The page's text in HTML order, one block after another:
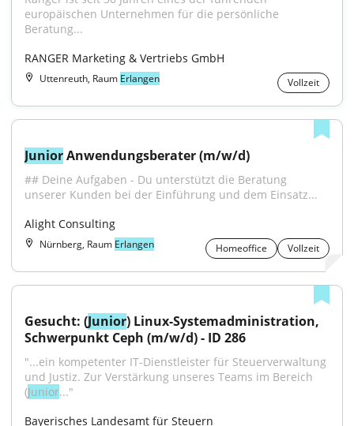
europäischen Unternehmen für die persönliche
Beratung...
RANGER Marketing & Vertriebs GmbH
Uttenreuth, Raum Erlangen Vollzeit
Junior Anwendungsberater (m/w/d)
## Deine Aufgaben - Du unterstützt die Beratung
unserer Kunden bei der Einführung und dem Einsatz...
Alight Consulting
Nürnberg, Raum Erlangen Homeoffice Vollzeit
Gesucht: (Junior) Linux-Systemadministration,
Schwerpunkt Ceph (m/w/d) - ID 286
"...ein kompetenter IT-Dienstleister für Steuerverwaltung
und Justiz. Zur Verstärkung unseres Teams im Bereich
(Junior..."
Bayerisches Landesamt für Steuern